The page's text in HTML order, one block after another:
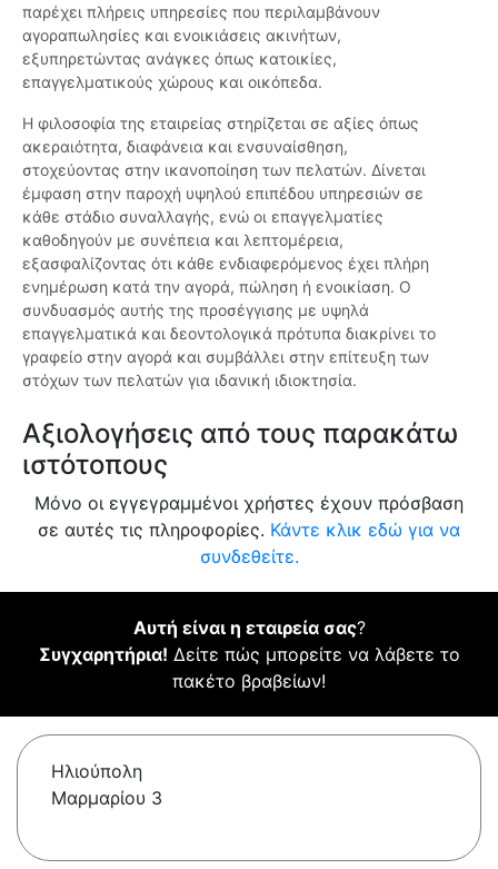
παρέχει πλήρεις υπηρεσίες που περιλαμβάνουν
αγοραπωλησίες και ενοικιάσεις ακινήτων,
εξυπηρετώντας ανάγκες όπως κατοικίες,
επαγγελματικούς χώρους και οικόπεδα.
Η φιλοσοφία της εταιρείας στηρίζεται σε αξίες όπως
ακεραιότητα, διαφάνεια και ενσυναίσθηση,
στοχεύοντας στην ικανοποίηση των πελατών. Δίνεται
έμφαση στην παροχή υψηλού επιπέδου υπηρεσιών σε
κάθε στάδιο συναλλαγής, ενώ οι επαγγελματίες
καθοδηγούν με συνέπεια και λεπτομέρεια,
εξασφαλίζοντας ότι κάθε ενδιαφερόμενος έχει πλήρη
ενημέρωση κατά την αγορά, πώληση ή ενοικίαση. Ο
συνδυασμός αυτής της προσέγγισης με υψηλά
επαγγελματικά και δεοντολογικά πρότυπα διακρίνει το
γραφείο στην αγορά και συμβάλλει στην επίτευξη των
στόχων των πελατών για ιδανική ιδιοκτησία.
Αξιολογήσεις από τους παρακάτω
ιστότοπους
Μόνο οι εγγεγραμμένοι χρήστες έχουν πρόσβαση
σε αυτές τις πληροφορίες. Κάντε κλικ εδώ για να
συνδεθείτε.
Αυτή είναι η εταιρεία σας?
Συγχαρητήρια! Δείτε πώς μπορείτε να λάβετε το
πακέτο βραβείων!
Ηλιούπολη
Μαρμαρίου 3